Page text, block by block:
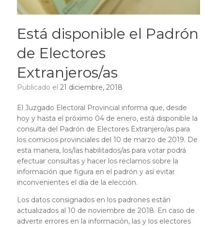
Está disponible el Padrón
de Electores
Extranjeros/as
Publicado el 21 diciembre, 2018
El Juzgado Electoral Provincial informa que, desde
hoy y hasta el próximo 04 de enero, está disponible la
consulta del Padrón de Electores Extranjero/as para
los comicios provinciales del 10 de marzo de 2019. De
esta manera, los/las habilitados/as para votar podrá
efectuar consultas y hacer los reclamos sobre la
información que figura en el padrón y así evitar
inconvenientes el día de la elección.
Los datos consignados en los padrones están
actualizados al 10 de noviembre de 2018. En caso de
advertir errores en la información, las y los electores